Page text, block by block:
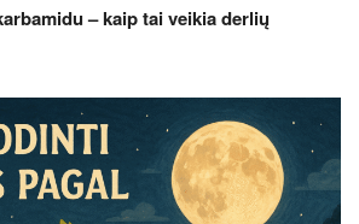
– kaip tai veikia derlių